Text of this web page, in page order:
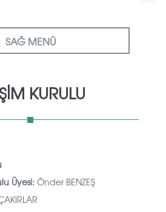
SAĞ MENÜ
KURULU
Üyesi: Önder BENZEŞ